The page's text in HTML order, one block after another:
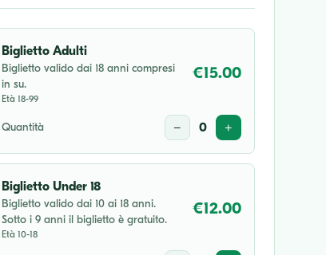
Biglietto Adulti
Biglietto valido dai 18 anni compresi
in su.
Età 18-99
€15.00
Quantità − 0 +
Biglietto Under 18
Biglietto valido dai 10 ai 18 anni.
Sotto i 9 anni il biglietto è gratuito.
Età 10-18
€12.00